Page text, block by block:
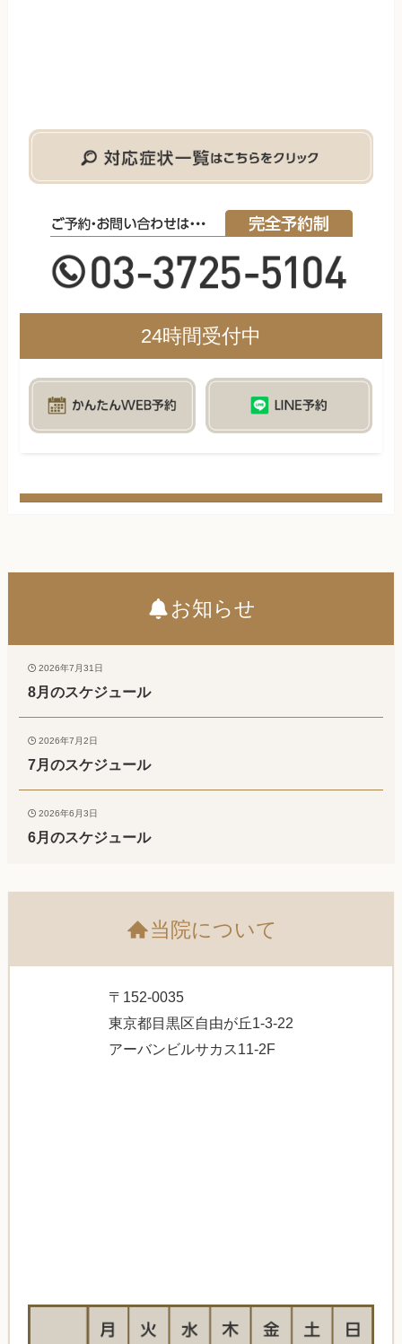
24時間受付中
お知らせ
2026年7月31日
8月のスケジュール
2026年7月2日
7月のスケジュール
2026年6月3日
6月のスケジュール
当院について
〒152-0035
東京都目黒区自由が丘1-3-22
アーバンビルサカス11-2F